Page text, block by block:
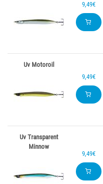
9,49€
Uv Motoroil
9,49€
Uv Transparent
Minnow
9,49€